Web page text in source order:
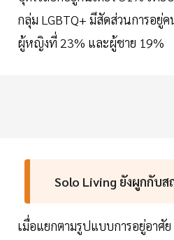
กลุ่ม LGBTQ+ มีสัดส่วนการอยู่ค
ผู้หญิงที่ 23% และผู้ชาย 19%
Solo Living ยังผูกกับส
เมื่อแยกตามรูปแบบการอยู่อาศั